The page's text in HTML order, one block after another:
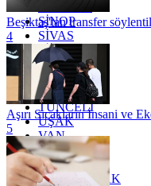
SİNOP
SİVAS
SİİRT
TEKİRDAĞ
TOKAT
TRABZON
TUNCELİ
UŞAK
VAN
YALOVA
YOZGAT
ZONGULDAK
Beşiktaş'tan transfer
4
Aşırı Sıcakların İnsani ve
5